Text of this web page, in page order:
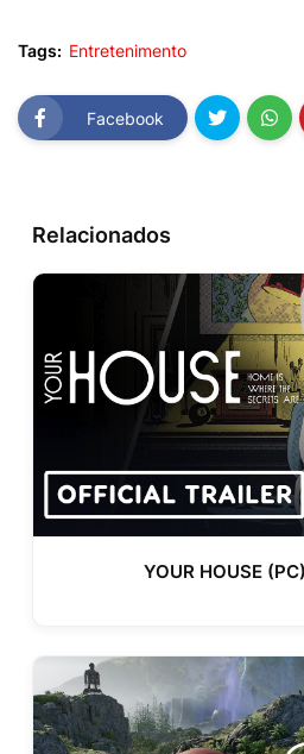
Tags: Entretenimento
Facebook
Relacionados
YOUR HOUSE